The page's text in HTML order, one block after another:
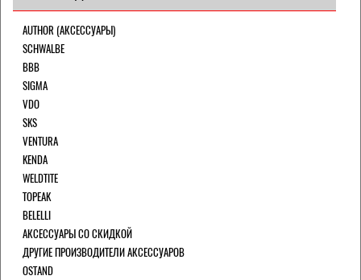
AUTHOR (АКСЕССУАРЫ)
SCHWALBE
BBB
SIGMA
VDO
SKS
VENTURA
KENDA
WELDTITE
TOPEAK
BELELLI
АКСЕССУАРЫ СО СКИДКОЙ
ДРУГИЕ ПРОИЗВОДИТЕЛИ АКСЕССУАРОВ
OSTAND